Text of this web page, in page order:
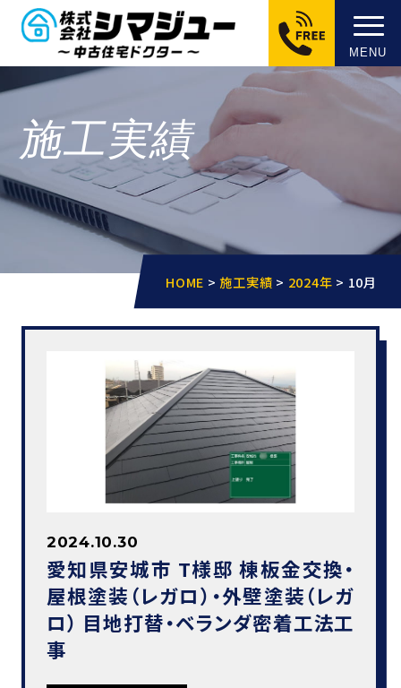
MENU
施工実績
HOME > 施工実績 > 2024年 > 10月
2024.10.30
愛知県安城市 T様邸 棟板金交換・
屋根塗装（レガロ）・外壁塗装（レガ
ロ） 目地打替・ベランダ密着工法工
事